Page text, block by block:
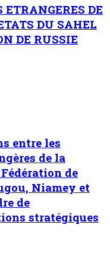
DE
DU SAHEL
DE RUSSIE
entre les
de la
de
Niamey et
de
stratégiques